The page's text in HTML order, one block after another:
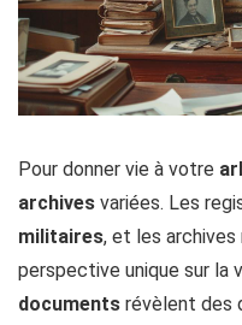
Pour donner vie à votre
archives variées. Les
militaires, et les
perspective unique sur la
documents révèlent des